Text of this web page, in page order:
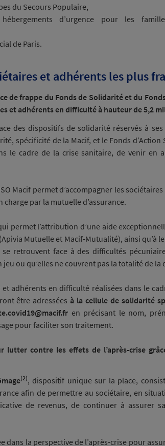
du Secours Populaire,
d’urgence pour les
de Paris.
et adhérents les plus
de frappe du Fonds de Solidarité et du
et adhérents en difficulté à hauteur de 5,2
des dispositifs de solidarité réservés à
spécificité de la Macif, et le Fonds
le cadre de la crise sanitaire, de venir en
Macif permet d’accompagner les
par la mutuelle d’assurance.
permet l’attribution d’une aide
Mutuelle et Macif-Mutualité), ainsi qu’à
se retrouvent face à des difficultés
ou qu’elles ne couvrent pas la totalité de la
adhérents en difficulté réalisées dans le
être adressées à la cellule de solidarité
en précisant le nom,
pour faciliter son traitement.
lutter contre les effets de l’après-crise
(2), dispositif unique sur la place,
afin de permettre au sociétaire, en
de revenus, de continuer à assurer
dans la perspective de l’après-crise pour